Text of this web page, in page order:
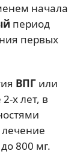
начала
период
первых
ВПГ или
х лет, в
800 мг.